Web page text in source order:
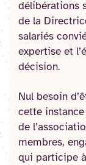
délibérations
de la
salariés
expertise et
décision.
Nul besoin
cette
de
membres,
qui participe